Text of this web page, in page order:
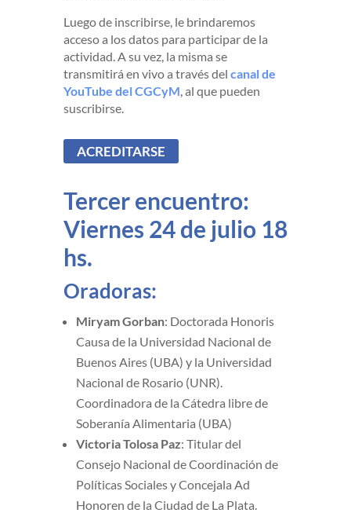
Luego de inscribirse, le brindaremos
acceso a los datos para participar de la
actividad. A su vez, la misma se
transmitirá en vivo a través del canal de
YouTube del CGCyM, al que pueden
suscribirse.
ACREDITARSE
Tercer encuentro:
Viernes 24 de julio 18
hs.
Oradoras:
Miryam Gorban: Doctorada Honoris
Causa de la Universidad Nacional de
Buenos Aires (UBA) y la Universidad
Nacional de Rosario (UNR).
Coordinadora de la Cátedra libre de
Soberanía Alimentaria (UBA)
Victoria Tolosa Paz: Titular del
Consejo Nacional de Coordinación de
Políticas Sociales y Concejala Ad
Honoren de la Ciudad de La Plata.